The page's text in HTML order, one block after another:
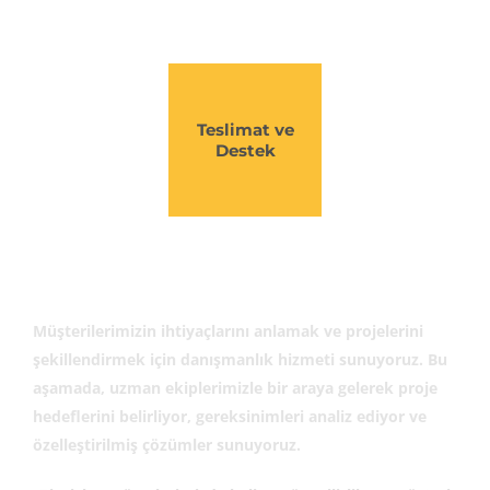
Teslimat ve
Destek
Müşterilerimizin ihtiyaçlarını anlamak ve projelerini
şekillendirmek için danışmanlık hizmeti sunuyoruz. Bu
aşamada, uzman ekiplerimizle bir araya gelerek proje
hedeflerini belirliyor, gereksinimleri analiz ediyor ve
özelleştirilmiş çözümler sunuyoruz.